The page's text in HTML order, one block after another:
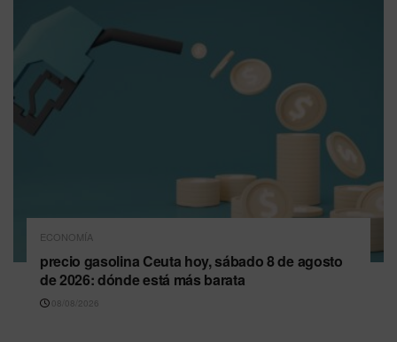
ECONOMÍA
precio gasolina Ceuta hoy, sábado 8 de agosto
de 2026: dónde está más barata
08/08/2026